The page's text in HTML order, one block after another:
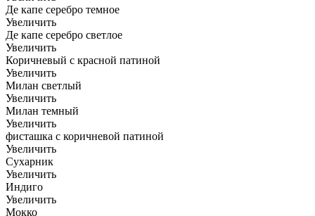
Де капе серебро темное
Увеличить
Де капе серебро светлое
Увеличить
Коричневый с красной патиной
Увеличить
Милан светлый
Увеличить
Милан темный
Увеличить
фисташка с коричневой патиной
Увеличить
Сухарник
Увеличить
Индиго
Увеличить
Мокко